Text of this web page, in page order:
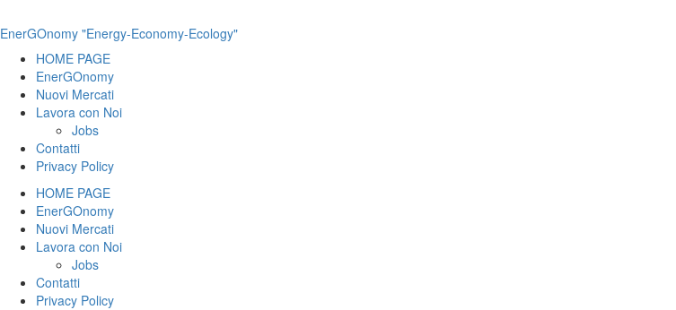
EnerGOnomy "Energy-Economy-Ecology"
HOME PAGE
EnerGOnomy
Nuovi Mercati
Lavora con Noi
Jobs
Contatti
Privacy Policy
HOME PAGE
EnerGOnomy
Nuovi Mercati
Lavora con Noi
Jobs
Contatti
Privacy Policy